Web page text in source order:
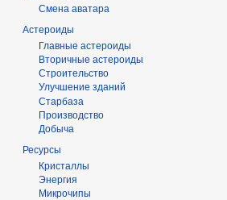
Смена аватара
Астероиды
Главные астероиды
Вторичные астероиды
Строительство
Улучшение зданий
Старбаза
Производство
Добыча
Ресурсы
Кристаллы
Энергия
Микрочипы